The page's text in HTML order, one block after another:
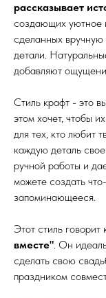
рассказывает
создающих уютное
сделанных
детали.
добавляют
Стиль крафт - это
этом хочет, чтобы
для тех, кто любит
каждую деталь
ручной работы и
можете создать
запоминающееся.
Этот стиль
вместе". Он
сделать свою
праздником